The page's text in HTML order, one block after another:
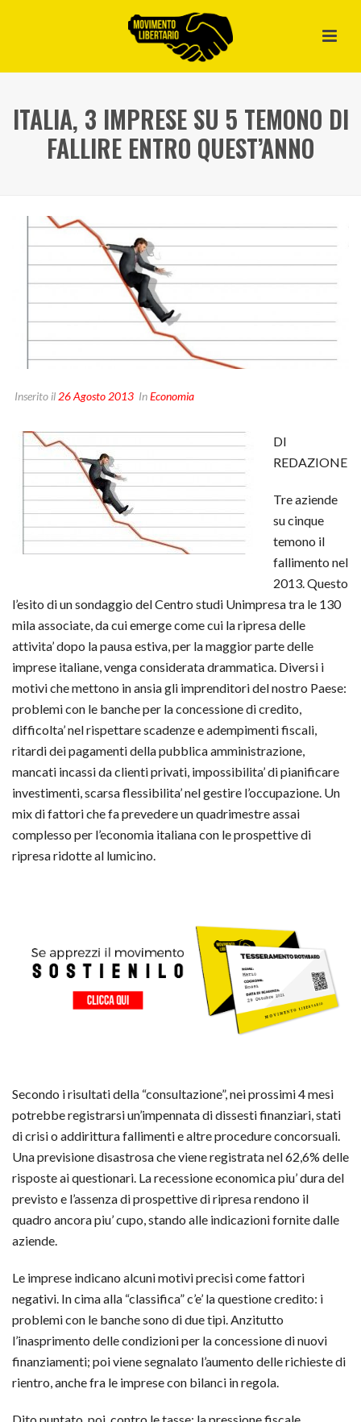
ITALIA, 3 IMPRESE SU 5 TEMONO DI
FALLIRE ENTRO QUEST’ANNO
Inserito il 26 Agosto 2013 InEconomia
DI
REDAZIONE
Tre aziende
su cinque
temono il
fallimento nel
2013. Questo
l’esito di un sondaggio del Centro studi Unimpresa tra le 130
mila associate, da cui emerge come cui la ripresa delle
attivita’ dopo la pausa estiva, per la maggior parte delle
imprese italiane, venga considerata drammatica. Diversi i
motivi che mettono in ansia gli imprenditori del nostro Paese:
problemi con le banche per la concessione di credito,
difficolta’ nel rispettare scadenze e adempimenti fiscali,
ritardi dei pagamenti della pubblica amministrazione,
mancati incassi da clienti privati, impossibilita’ di pianificare
investimenti, scarsa flessibilita’ nel gestire l’occupazione. Un
mix di fattori che fa prevedere un quadrimestre assai
complesso per l’economia italiana con le prospettive di
ripresa ridotte al lumicino.
Secondo i risultati della “consultazione”, nei prossimi 4 mesi
potrebbe registrarsi un’impennata di dissesti finanziari, stati
di crisi o addirittura fallimenti e altre procedure concorsuali.
Una previsione disastrosa che viene registrata nel 62,6% delle
risposte ai questionari. La recessione economica piu’ dura del
previsto e l’assenza di prospettive di ripresa rendono il
quadro ancora piu’ cupo, stando alle indicazioni fornite dalle
aziende.
Le imprese indicano alcuni motivi precisi come fattori
negativi. In cima alla “classifica” c’e’ la questione credito: i
problemi con le banche sono di due tipi. Anzitutto
l’inasprimento delle condizioni per la concessione di nuovi
finanziamenti; poi viene segnalato l’aumento delle richieste di
rientro, anche fra le imprese con bilanci in regola.